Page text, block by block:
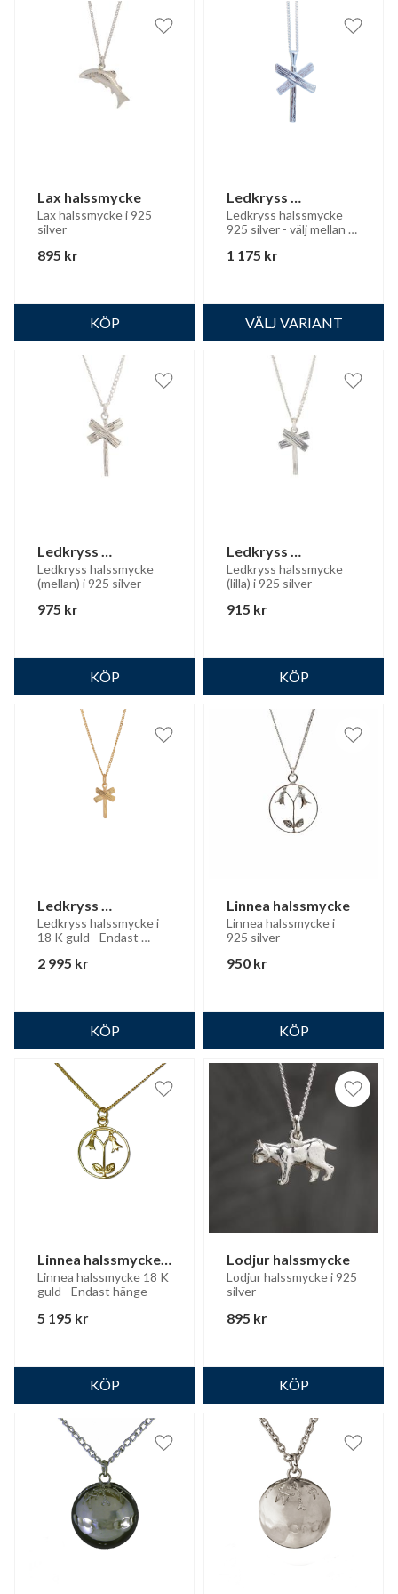
Lax halssmycke
Lax halssmycke i 925
silver
895 kr
Lägg till i favoriter
Ledkryss
halssmycke
Ledkryss halssmycke
925 silver - välj mellan
1 175 kr
Lägg
Ledkryss
halssmycke
Ledkryss halssmycke
(mellan) i 925 silver
975 kr
Lägg till i favoriter
Ledkryss
halssmycke
Ledkryss halssmycke
(lilla) i 925 silver
915 kr
Lägg
Ledkryss
halssmycke 18 K
guld
Ledkryss halssmycke i
18 K guld - Endast
2 995 kr
Lägg till i favoriter
Linnea halssmycke
Linnea halssmycke i
925 silver
950 kr
Lägg
Linnea halssmycke
18 K guld
Linnea halssmycke 18 K
guld - Endast hänge
5 195 kr
Lägg till i favoriter
Lodjur halssmycke
Lodjur halssmycke i 925
silver
895 kr
Lägg
Lägg till i favoriter Lägg